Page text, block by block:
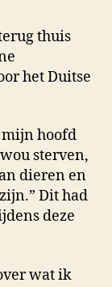
thuis
het Duitse
hoofd
sterven,
dieren en
Dit had
deze
wat ik